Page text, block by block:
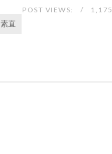
POST VIEWS: 1,175
素直